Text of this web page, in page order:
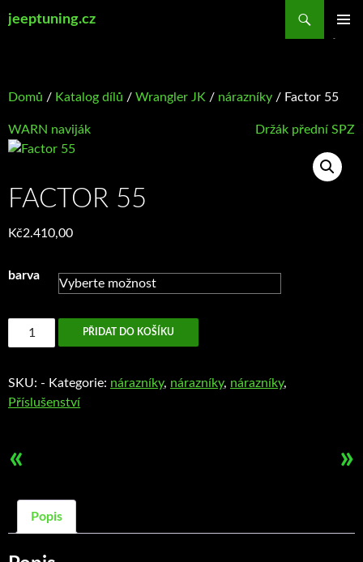
jeeptuning.cz
Domů / Katalog dílů / Wrangler JK / nárazníky / Factor 55
WARN naviják Držák přední SPZ
FACTOR 55
Kč2.410,00
barva
Factor
55
PŘIDAT DO KOŠÍKU
SKU: - Kategorie: nárazníky, nárazníky, nárazníky,
Příslušenství
« »
Popis